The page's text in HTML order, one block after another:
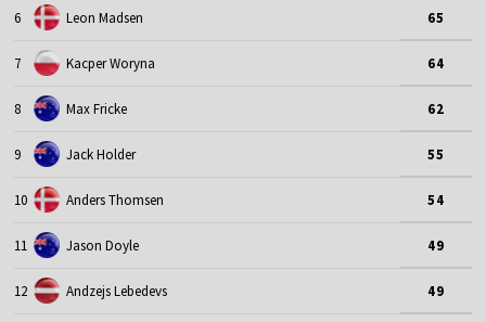
6 Leon Madsen 65
7 Kacper Woryna 64
8 Max Fricke 62
9 Jack Holder 55
10 Anders Thomsen 54
11 Jason Doyle 49
12 Andzejs Lebedevs 49